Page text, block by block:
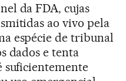
da FDA, cujas
ao vivo pela
espécie de tribunal
dados e tenta
suficientemente